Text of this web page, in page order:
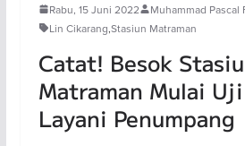
Rabu, 15 Juni 2022
Muhammad Pascal
Lin Cikarang,Stasiun Matraman
Catat! Besok
Matraman Mulai
Layani Penumpang